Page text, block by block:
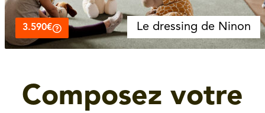
3.590€ Le dressing de Ninon
Composez votre